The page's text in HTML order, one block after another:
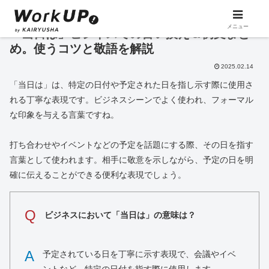
「当日は」ビジネスでの言い換え＆例文まと
め。使うコツと敬語を解説
2025.02.14
「当日は」は、特定の日付や予定された日を指し示す際に使用さ
れる丁寧な表現です。ビジネスシーンでよく使われ、フォーマル
な印象を与える言葉ですね。
打ち合わせやイベントなどの予定を話題にする際、その日を指す
言葉として使われます。相手に敬意を示しながら、予定の日を明
確に伝えることができる便利な表現でしょう。
Q ビジネスにおいて「当日は」の意味は？
A
予定されている日を丁寧に示す表現で、会議やイベ
メニュー